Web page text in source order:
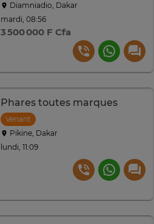
Diamniadio, Dakar
mardi, 08:56
3 500 000 F Cfa
Phares toutes marques
Venant
Pikine, Dakar
lundi, 11:09